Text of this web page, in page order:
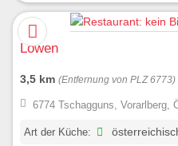
Löwen
3,5 km (Entfernung von PLZ 6773)
6774 Tschagguns, Vorarlberg,
Art der Küche: